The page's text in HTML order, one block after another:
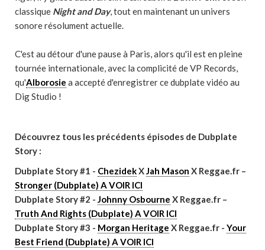
classique Night and Day, tout en maintenant un univers
sonore résolument actuelle.
C'est au détour d'une pause à Paris, alors qu'il est en pleine
tournée internationale, avec la complicité de VP Records,
qu'Alborosie a accepté d'enregistrer ce dubplate vidéo au
Dig Studio !
Découvrez tous les précédents épisodes de Dubplate
Story :
Dubplate Story #1 - ChezidekXJah Mason X Reggae.fr –
Stronger (Dubplate) A VOIR ICI
Dubplate Story #2 - Johnny Osbourne X Reggae.fr –
Truth And Rights (Dubplate) A VOIR ICI
Dubplate Story #3 - Morgan Heritage X Reggae.fr - Your
Best Friend (Dubplate) A VOIR ICI